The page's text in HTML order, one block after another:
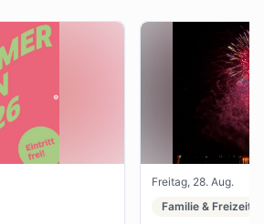
Freitag, 28. Aug.
Familie & Freizeit